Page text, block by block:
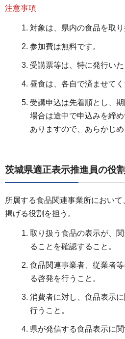
注意事項
対象は、県内の食品を取り
参加費は無料です。
受講票等は、特に発行いた
昼食は、各自で済ませてく
受講申込は先着順とし、
場合は途中で申込みを締
ありますので、あらかじめ
茨城県適正表示推進員の役割
所属する食品関連事業所におい
掲げる役割を担う。
取り扱う食品の表示が、
ることを確認すること。
食品関連事業者、従業者
る啓発を行うこと。
消費者に対し、食品表示
行うこと。
県が発信する食品表示に